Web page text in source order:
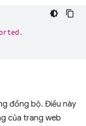
đồng bộ. Điều này
của trang web